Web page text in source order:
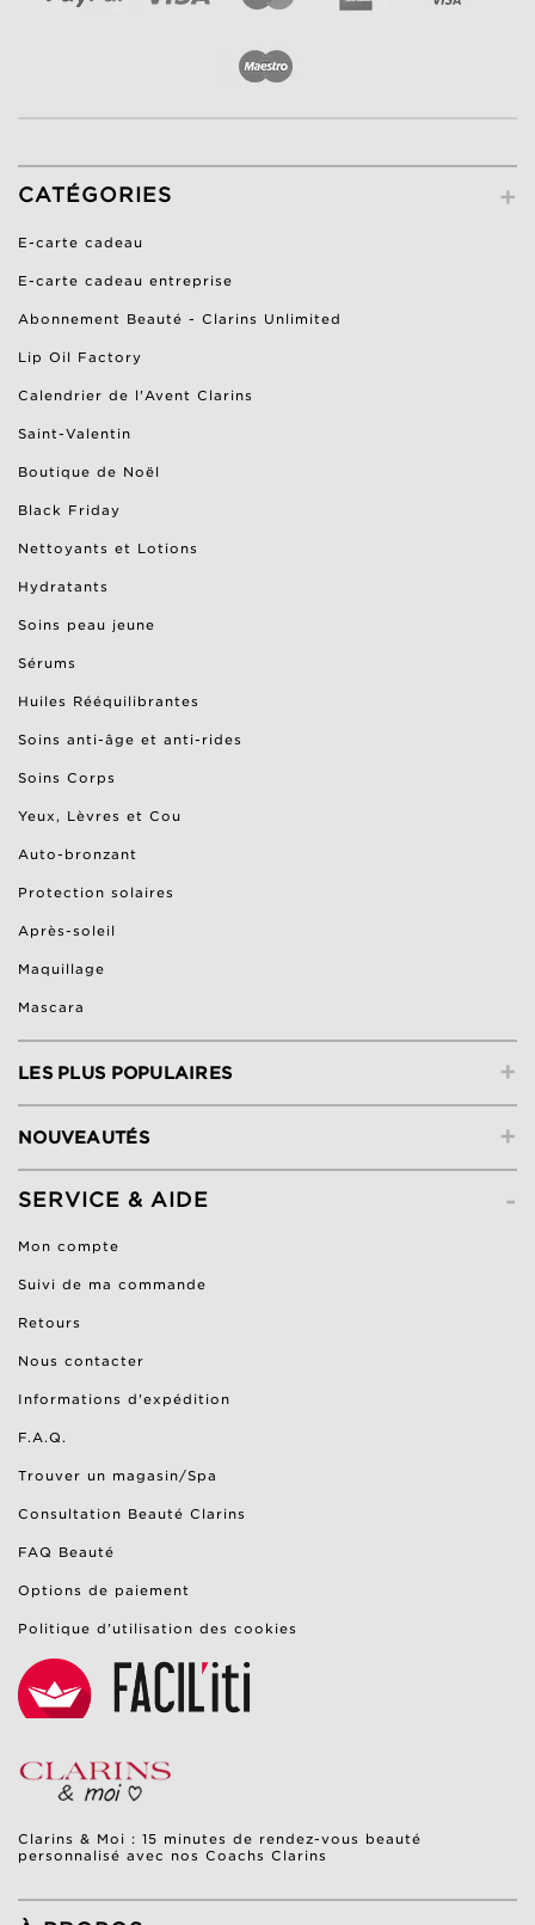
+
CATÉGORIES
E-carte cadeau
E-carte cadeau entreprise
Abonnement Beauté - Clarins Unlimited
Lip Oil Factory
Calendrier de l'Avent Clarins
Saint-Valentin
Boutique de Noël
Black Friday
Nettoyants et Lotions
Hydratants
Soins peau jeune
Sérums
Huiles Rééquilibrantes
Soins anti-âge et anti-rides
Soins Corps
Yeux, Lèvres et Cou
Auto-bronzant
Protection solaires
Après-soleil
Maquillage
Mascara
+
LES PLUS POPULAIRES
+
NOUVEAUTÉS
-
SERVICE & AIDE
Mon compte
Suivi de ma commande
Retours
Nous contacter
Informations d'expédition
F.A.Q.
Trouver un magasin/Spa
Consultation Beauté Clarins
FAQ Beauté
Options de paiement
Politique d’utilisation des cookies
Clarins & Moi : 15 minutes de rendez-vous beauté
personnalisé avec nos Coachs Clarins